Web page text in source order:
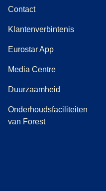
Contact
Klantenverbintenis
Eurostar App
Media Centre( opent in een
Duurzaamheid
Onderhoudsfaciliteiten
van Forest